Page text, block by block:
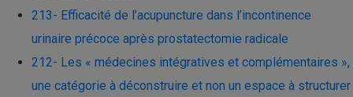
213- Efficacité de l’acupuncture dans l’incontinence
urinaire précoce après prostatectomie radicale
212- Les « médecines intégratives et complémentaires »,
une catégorie à déconstruire et non un espace à structurer